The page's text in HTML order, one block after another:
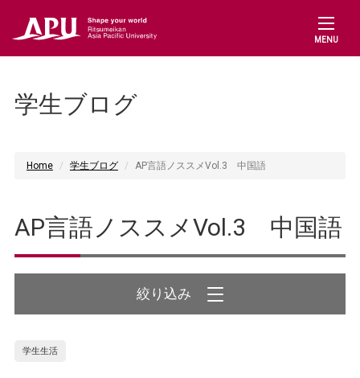
MENU
学生ブログ
Home 学生ブログ AP言語ノススメVol.3 中国語
AP言語ノススメVol.3 中国語
絞り込み
学生生活